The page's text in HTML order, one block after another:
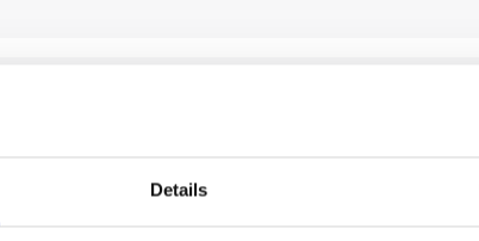
Details
London